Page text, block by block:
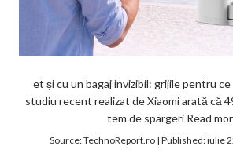
et și cu un bagaj invizibil: grijile pentru ce
studiu recent realizat de Xiaomi arată că
tem de spargeri Read
Source:TechnoReport.ro| Published:iulie